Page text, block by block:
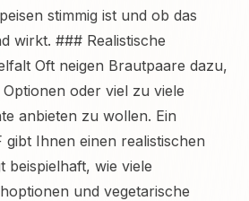
stimmig ist und ob das
wirkt. ### Realistische
Oft neigen Brautpaare dazu,
oder viel zu viele
anbieten zu wollen. Ein
Ihnen einen realistischen
beispielhaft, wie viele
und vegetarische